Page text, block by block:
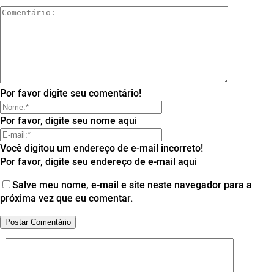
Por favor digite seu comentário!
Por favor, digite seu nome aqui
Você digitou um endereço de e-mail incorreto!
Por favor, digite seu endereço de e-mail aqui
Salve meu nome, e-mail e site neste navegador para a
próxima vez que eu comentar.